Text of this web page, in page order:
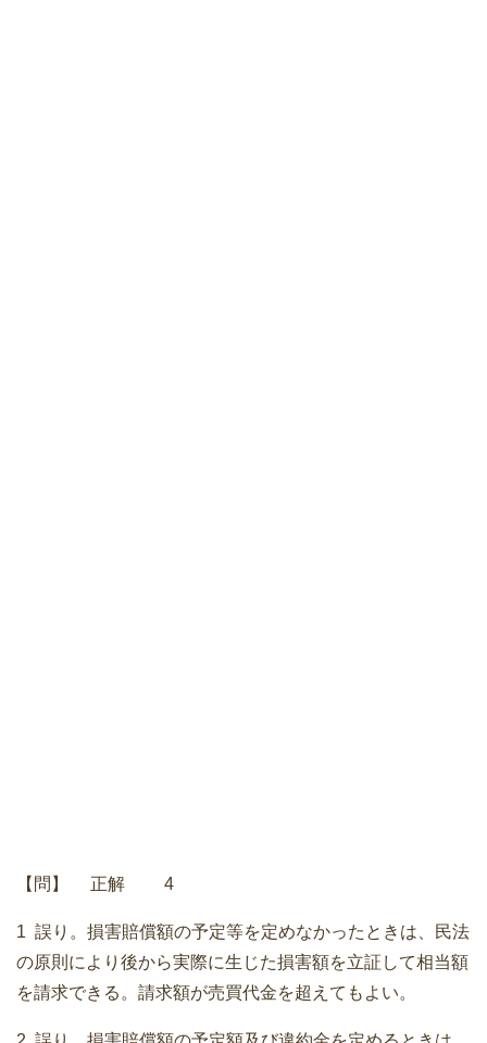
【問】 正解 4
1 誤り。損害賠償額の予定等を定めなかったときは、民法
の原則により後から実際に生じた損害額を立証して相当額
を請求できる。請求額が売買代金を超えてもよい。